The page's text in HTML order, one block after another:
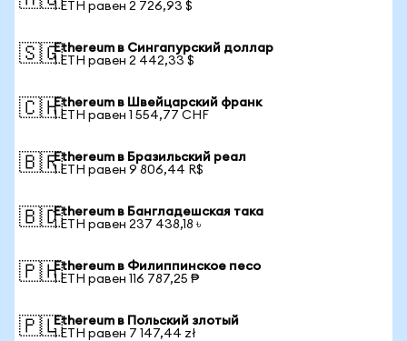
1 ETH равен 2 726,93 $
🇸🇬Ethereum в Сингапурский доллар
1 ETH равен 2 442,33 $
🇨🇭Ethereum в Швейцарский франк
1 ETH равен 1 554,77 CHF
🇧🇷Ethereum в Бразильский реал
1 ETH равен 9 806,44 R$
🇧🇩Ethereum в Бангладешская така
1 ETH равен 237 438,18 ৳
🇵🇭Ethereum в Филиппинское песо
1 ETH равен 116 787,25 ₱
🇵🇱Ethereum в Польский злотый
1 ETH равен 7 147,44 zł